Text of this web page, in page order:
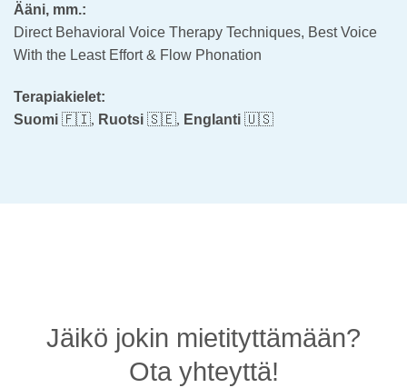
Ääni, mm.:
Direct Behavioral Voice Therapy Techniques, Best Voice
With the Least Effort & Flow Phonation
Terapiakielet:
Suomi 🇫🇮, Ruotsi 🇸🇪, Englanti 🇺🇸
Jäikö jokin mietityttämään?
Ota yhteyttä!